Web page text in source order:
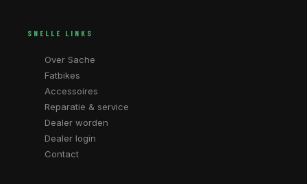
SNELLE LINKS
Over Sache
Fatbikes
Accessoires
Reparatie & service
Dealer worden
Dealer login
Contact